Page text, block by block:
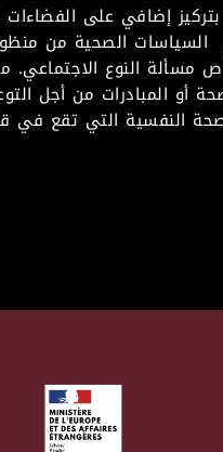
بتركيز إضافي على
الصحية من
مسألة النوع
أو المبادرات من أجل
النفسية التي تقع في